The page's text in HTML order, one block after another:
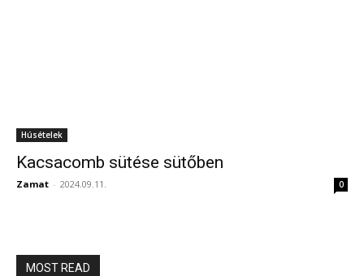
Húsételek
Kacsacomb sütése sütőben
Zamat - 2024.09.11. 0
MOST READ